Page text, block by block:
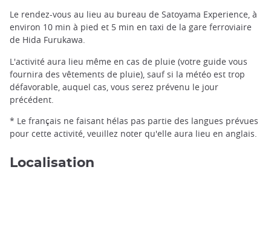
Le rendez-vous au lieu au bureau de Satoyama Experience, à
environ 10 min à pied et 5 min en taxi de la gare ferroviaire
de Hida Furukawa.
L'activité aura lieu même en cas de pluie (votre guide vous
fournira des vêtements de pluie), sauf si la météo est trop
défavorable, auquel cas, vous serez prévenu le jour
précédent.
* Le français ne faisant hélas pas partie des langues prévues
pour cette activité, veuillez noter qu'elle aura lieu en anglais.
Localisation